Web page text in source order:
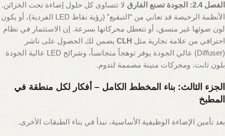
الفصل 2.4: الجودة تصنع الفارق
لا تتساوى كل حلول إضاءة تحت الخزائن.
الأنظمة الرخيصة قد تعاني من “التبقيع” (رؤية نقاط LED الفردية)، أو يكون
لون ضوئها غير متسق، أو تتعطل محركاتها بسرعة. إن الاستثمار في نظام
احترافي من علامة تجارية مثل CLH يضمن لك الحصول على ناشر
(Diffuser) عالي الجودة يوفر توهجاً متجانساً، وشرائح LED عالية الجودة
بلون ثابت، ومحركات متينة مصممة لتدوم.
الجزء الثالث: بناء المخطط الكامل – أفكار لكل منطقة في
المطبخ
بعد تأمين الإضاءة الوظيفية الأساسية، نبدأ في بناء الطبقات الأخرى.